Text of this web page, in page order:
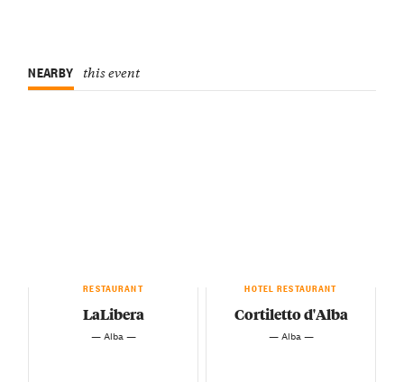
NEARBY this event
RESTAURANT
LaLibera
— Alba —
HOTEL RESTAURANT
Cortiletto d'Alba
— Alba —